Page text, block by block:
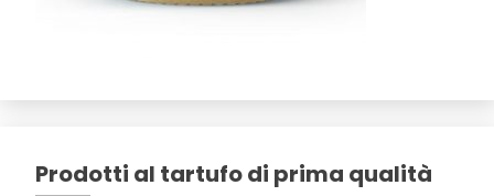
Prodotti al tartufo di prima qualità